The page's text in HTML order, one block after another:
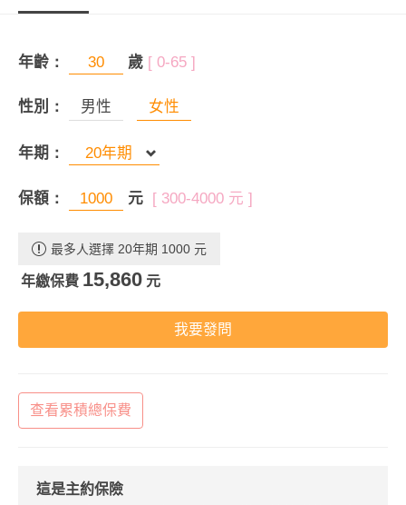
年齡： 歲 [ 0-65 ]
性別： 男性 女性
年期：
保額： 元 [ 300-4000 元 ]
最多人選擇 20年期 1000 元
年繳保費 15,860 元
我要發問
查看累積總保費
這是主約保險